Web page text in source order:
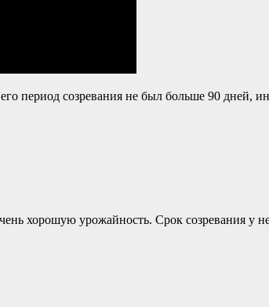
период созревания не был больше 90 дней,
хорошую урожайность. Срок созревания у